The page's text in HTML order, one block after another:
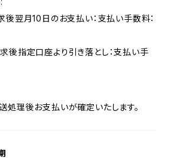
後翌月10日のお支払い：支払い手数料：
求後指定口座より引き落とし：支払い手
処理後お支払いが確定いたします。